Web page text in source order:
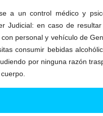
a un control médico y
Judicial: en caso de
personal y vehículo de
consumir bebidas
por ninguna razón